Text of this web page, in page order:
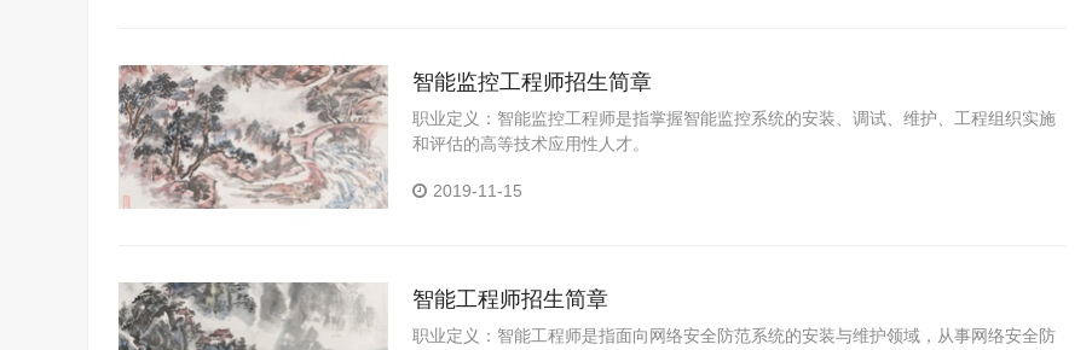
智能监控工程师招生简章
职业定义：智能监控工程师是指掌握智能监控系统的安装、调试、维护、工程组织实施
和评估的高等技术应用性人才。
2019-11-15
智能工程师招生简章
职业定义：智能工程师是指面向网络安全防范系统的安装与维护领域，从事网络安全防